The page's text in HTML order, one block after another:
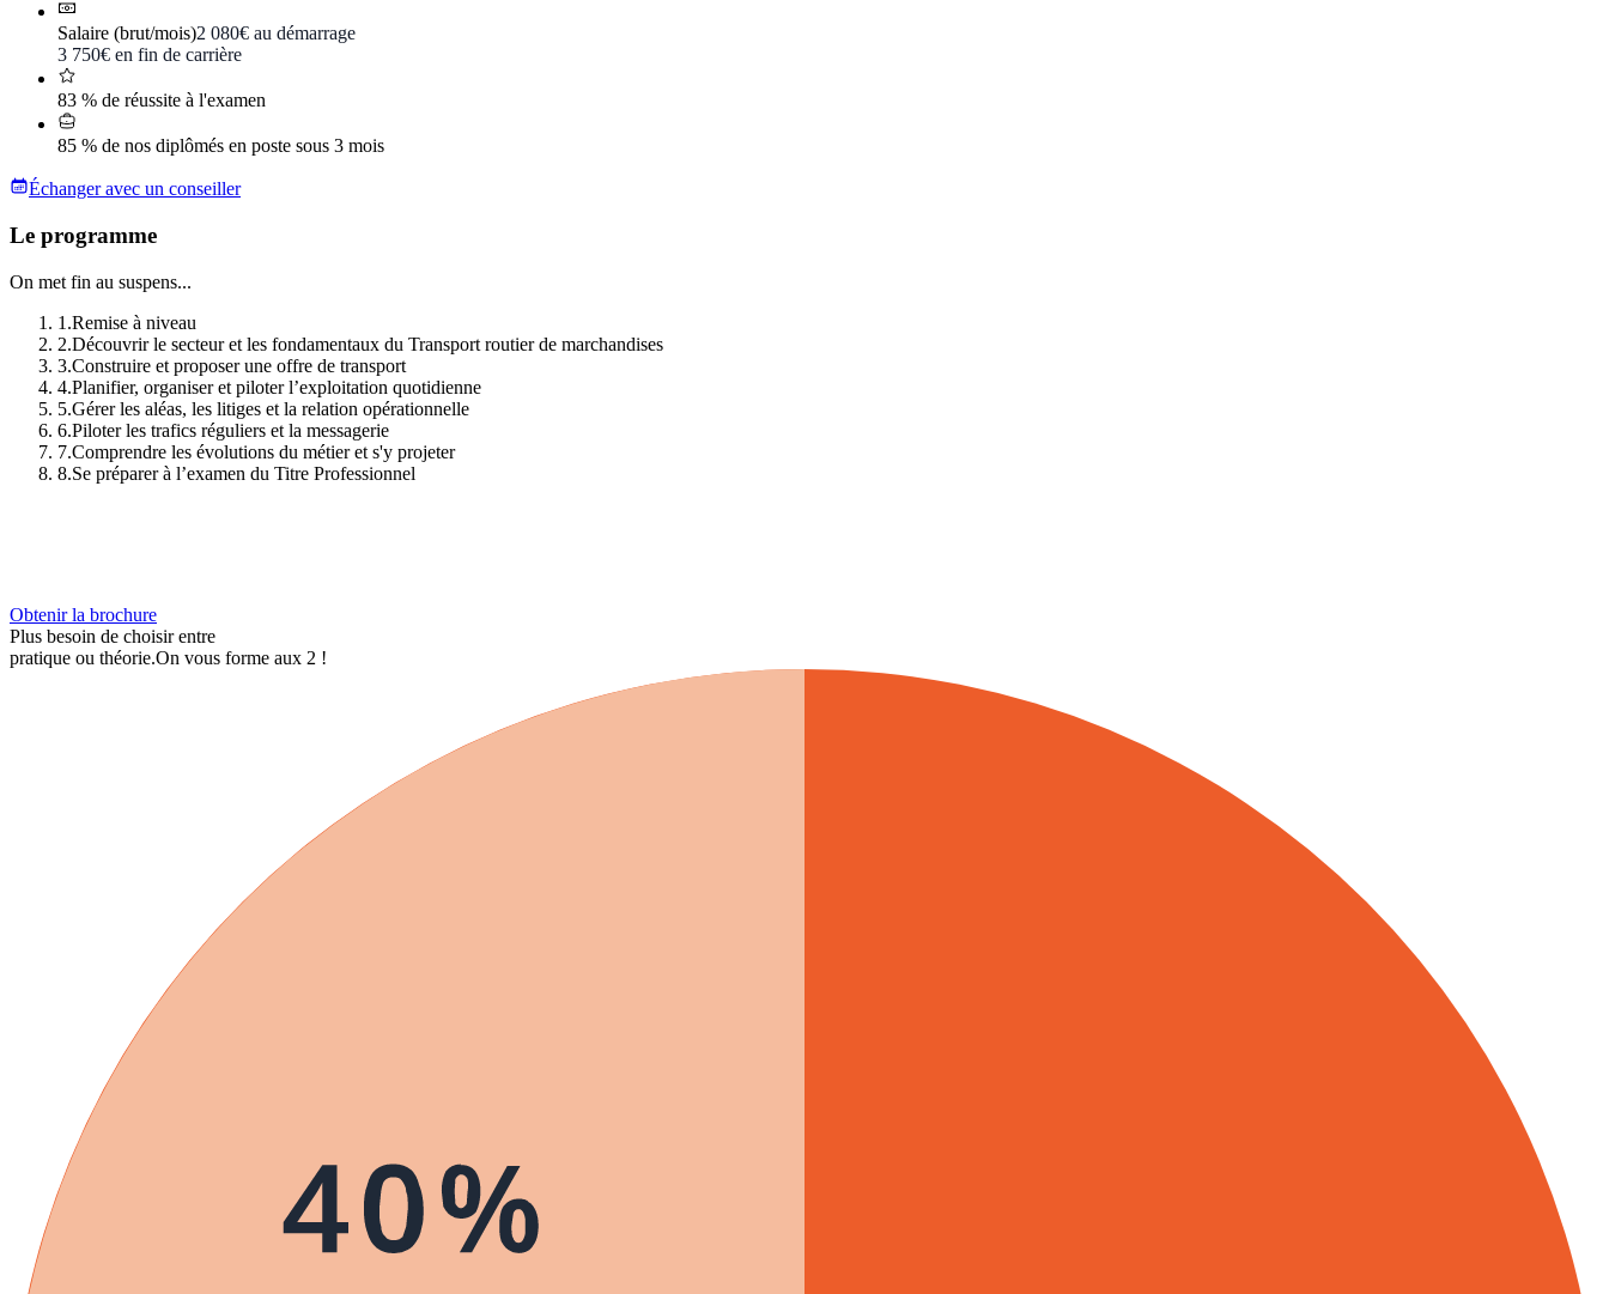
Salaire (brut/mois)2 080€ au démarrage
3 750€ en fin de carrière
83 % de réussite à l'examen
85 % de nos diplômés en poste sous 3 mois
Échanger avec un conseiller
Le programme
On met fin au suspens...
1 .Remise à niveau
2.Découvrir le secteur et les fondamentaux du Transport routier de marchandises
3.Construire et proposer une offre de transport
4.Planifier, organiser et piloter l’exploitation quotidienne
5.Gérer les aléas, les litiges et la relation opérationnelle
6.Piloter les trafics réguliers et la messagerie
7.Comprendre les évolutions du métier et s'y projeter
8.Se préparer à l’examen du Titre Professionnel
Obtenir la brochure
Plus besoin de choisir entre
pratique ou théorie.On vous forme aux 2 !